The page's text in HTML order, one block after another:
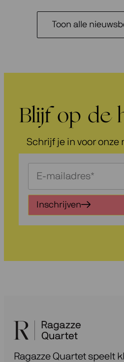
Toon alle
Blijf op de
Schrijf je in voor onze
Schrijf
je
in
voor
Inschrijven
Ragazze Quartet speelt